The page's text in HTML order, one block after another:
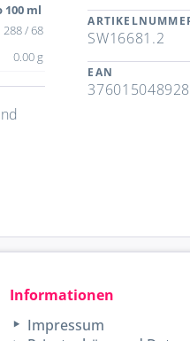
ml
288 / 68
0.00 g
SW16681.2
EAN
Informationen
Impressum